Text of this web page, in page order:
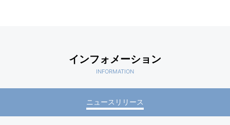
インフォメーション
INFORMATION
ニュースリリース